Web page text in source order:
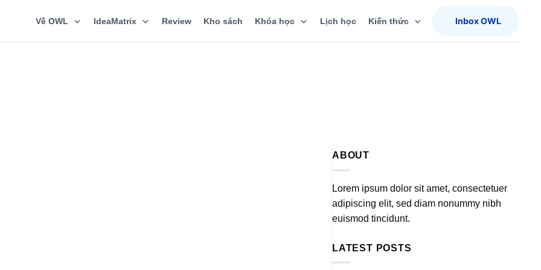
Về OWL IdeaMatrix Review Kho sách Khóa học Lịch học Kiến thức Inbox OWL
ABOUT
Lorem ipsum dolor sit amet, consectetuer
adipiscing elit, sed diam nonummy nibh
euismod tincidunt.
LATEST POSTS